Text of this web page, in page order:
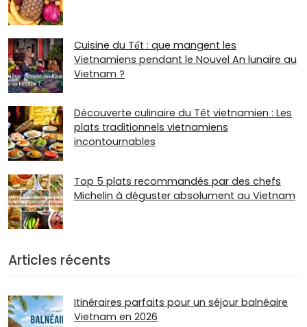
Cuisine du Tết : que mangent les
Vietnamiens pendant le Nouvel An lunaire au
Vietnam ?
Découverte culinaire du Têt vietnamien : Les
plats traditionnels vietnamiens
incontournables
Top 5 plats recommandés par des chefs
Michelin à déguster absolument au Vietnam
Articles récents
Itinéraires parfaits pour un séjour balnéaire
Vietnam en 2026